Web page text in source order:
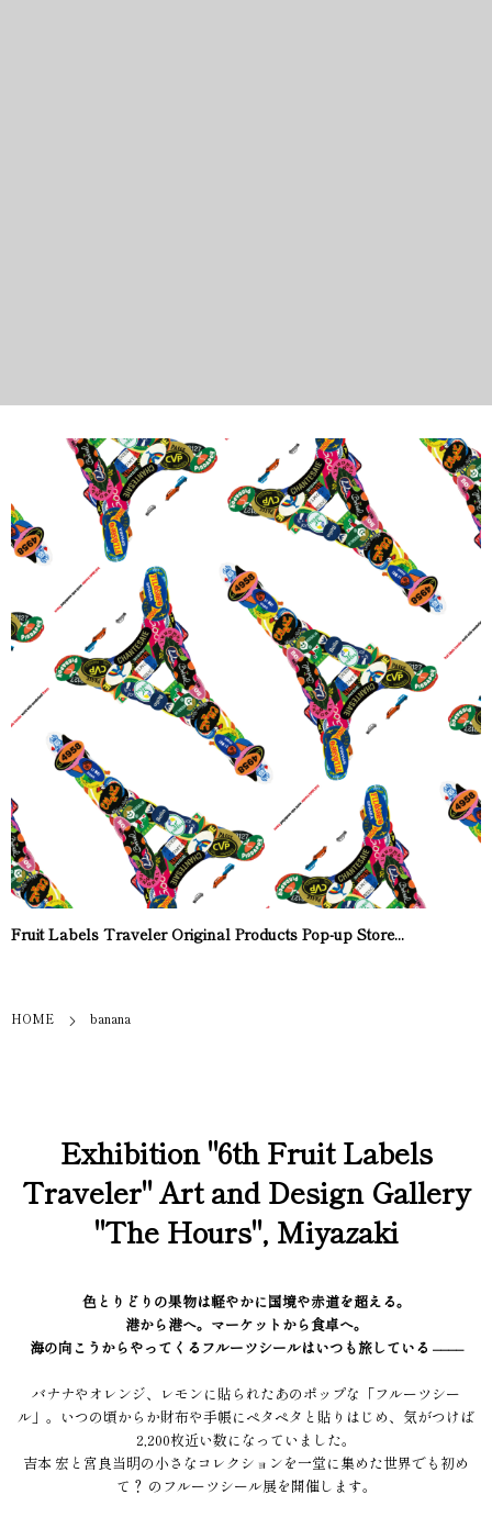
Fruit Labels Traveler Original Products Pop-up Store...
HOME banana
Exhibition "6th Fruit Labels
Traveler" Art and Design Gallery
"The Hours", Miyazaki
色とりどりの果物は軽やかに国境や赤道を超える。
港から港へ。マーケットから食卓へ。
海の向こうからやってくるフルーツシールはいつも旅している ––––
バナナやオレンジ、レモンに貼られたあのポップな「フルーツシー
ル」。いつの頃からか財布や手帳にペタペタと貼りはじめ、気がつけば
2,200枚近い数になっていました。
吉本 宏と宮良当明の小さなコレクションを一堂に集めた世界でも初め
て？ のフルーツシール展を開催します。